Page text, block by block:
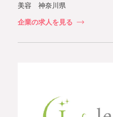
美容 神奈川県
企業の求人を見る